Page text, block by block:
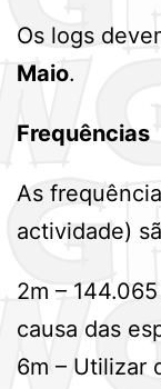
Os logs
Maio.
Frequências
As
actividade)
2m –
causa das
6m – Utilizar